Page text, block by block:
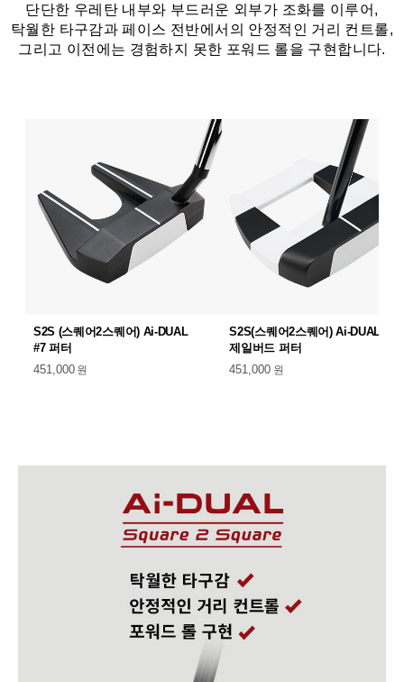
단단한 우레탄 내부와 부드러운 외부가 조화를 이루어,
탁월한 타구감과 페이스 전반에서의 안정적인 거리 컨트롤,
그리고 이전에는 경험하지 못한 포워드 롤을 구현합니다.
S2S (스퀘어2스퀘어) Ai-DUAL
#7 퍼터
451,000 원
S2S(스퀘어2스퀘어) Ai-DUAL
제일버드 퍼터
451,000 원